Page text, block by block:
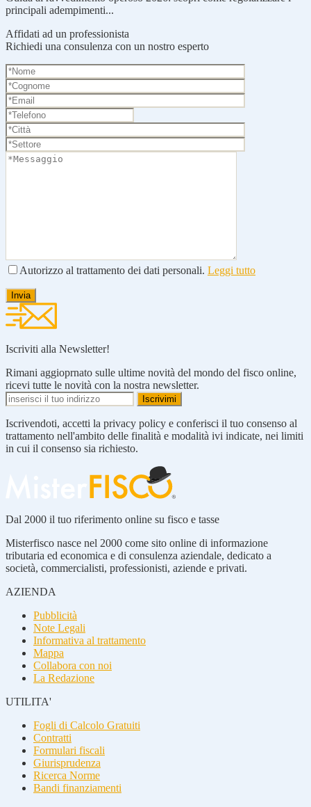
principali adempimenti...
Affidati ad un professionista
Richiedi una consulenza con un nostro esperto
Autorizzo al trattamento dei dati personali. Leggi tutto
Iscriviti alla Newsletter!
Rimani aggioprnato sulle ultime novità del mondo del fisco online,
ricevi tutte le novità con la nostra newsletter.
Iscrivendoti, accetti la privacy policy e conferisci il tuo consenso al
trattamento nell'ambito delle finalità e modalità ivi indicate, nei limiti
in cui il consenso sia richiesto.
Dal 2000 il tuo riferimento online su fisco e tasse
Misterfisco nasce nel 2000 come sito online di informazione
tributaria ed economica e di consulenza aziendale, dedicato a
società, commercialisti, professionisti, aziende e privati.
AZIENDA
Pubblicità
Note Legali
Informativa al trattamento
Mappa
Collabora con noi
La Redazione
UTILITA'
Fogli di Calcolo Gratuiti
Contratti
Formulari fiscali
Giurisprudenza
Ricerca Norme
Bandi finanziamenti